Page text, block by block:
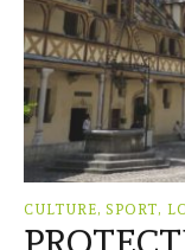
CULTURE, SPORT,